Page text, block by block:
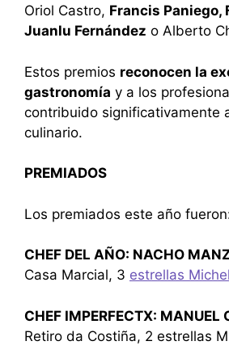
Oriol Castro, Francis Paniego,
Juanlu Fernández o Alberto
Estos premios reconocen la
gastronomía y a los
contribuido significativamente
culinario.
PREMIADOS
Los premiados este año
CHEF DEL AÑO: NACHO
Casa Marcial, 3 estrellas
CHEF IMPERFECTX: MANUEL
Retiro da Costiña, 2 estrellas